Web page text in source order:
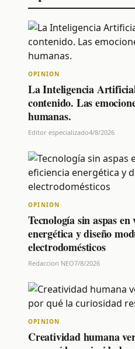
OPINION
La Inteligencia
contenido. Las
humanas.
Editor especializado4/8/2026
OPINION
Tecnología sin aspas
energética y diseño
electrodomésticos
Redaccion NEO7/8/2026
OPINION
Creatividad humana